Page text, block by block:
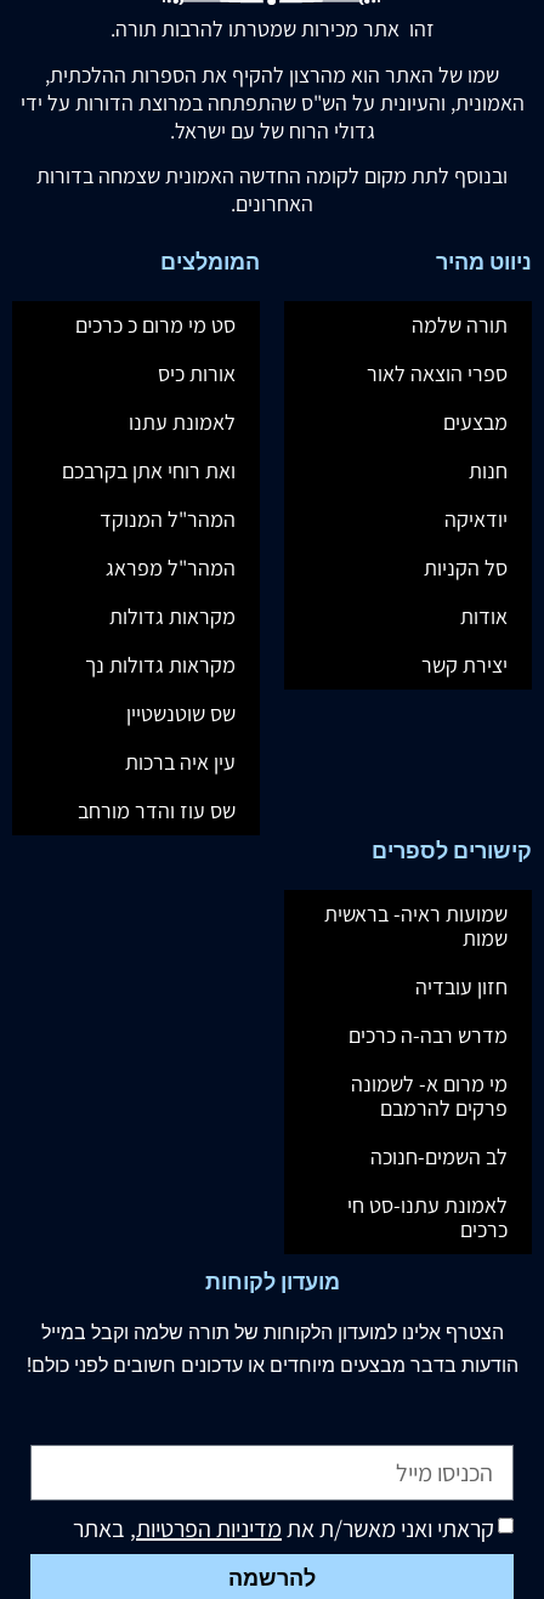
זהו אתר מכירות שמטרתו להרבות תורה.
שמו של האתר הוא מהרצון להקיף את הספרות ההלכתית,
האמונית, והעיונית על הש"ס שהתפתחה במרוצת הדורות על ידי
גדולי הרוח של עם ישראל.
ובנוסף לתת מקום לקומה החדשה האמונית שצמחה בדורות
האחרונים.
ניווט מהיר
תורה שלמה
ספרי הוצאה לאור
מבצעים
חנות
יודאיקה
סל הקניות
אודות
יצירת קשר
המומלצים
סט מי מרום כ כרכים
אורות כיס
לאמונת עתנו
ואת רוחי אתן בקרבכם
המהר"ל המנוקד
המהר"ל מפראג
מקראות גדולות
מקראות גדולות נך
שס שוטנשטיין
עין איה ברכות
שס עוז והדר מורחב
קישורים לספרים
שמועות ראיה- בראשית
שמות
חזון עובדיה
מדרש רבה-ה כרכים
מי מרום א- לשמונה
פרקים להרמבם
לב השמים-חנוכה
לאמונת עתנו-סט חי
כרכים
מועדון לקוחות
הצטרף אלינו למועדון הלקוחות של תורה שלמה וקבל במייל
הודעות בדבר מבצעים מיוחדים או עדכונים חשובים לפני כולם!
קראתי ואני מאשר/ת אתמדיניות הפרטיות, באתר
להרשמה